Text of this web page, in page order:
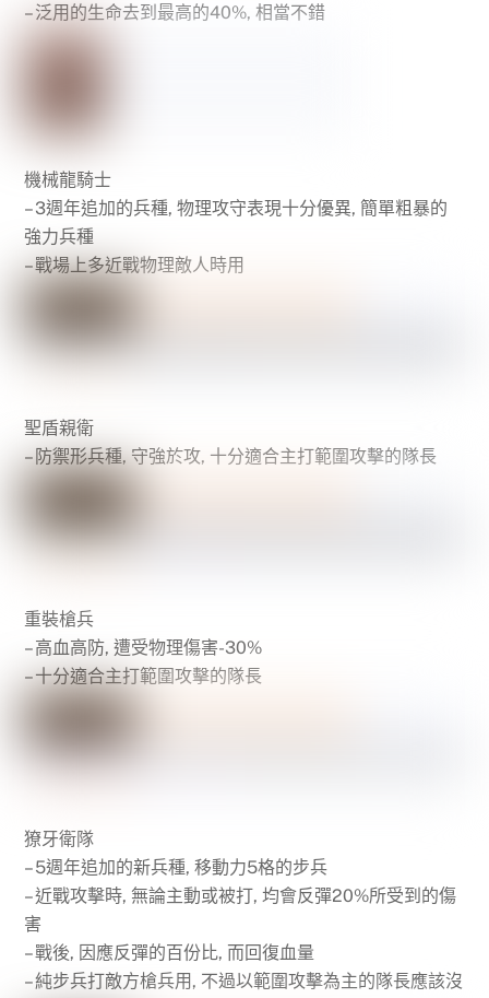
– 泛用的生命去到最高的40%, 相當不錯
機械龍騎士
– 3週年追加的兵種, 物理攻守表現十分優異, 簡單粗暴的
強力兵種
– 戰場上多近戰物理敵人時用
聖盾親衛
– 防禦形兵種, 守強於攻, 十分適合主打範圍攻擊的隊長
重裝槍兵
– 高血高防, 遭受物理傷害-30%
– 十分適合主打範圍攻擊的隊長
獠牙衛隊
– 5週年追加的新兵種, 移動力5格的步兵
– 近戰攻擊時, 無論主動或被打, 均會反彈20%所受到的傷
害
– 戰後, 因應反彈的百份比, 而回復血量
– 純步兵打敵方槍兵用, 不過以範圍攻擊為主的隊長應該沒